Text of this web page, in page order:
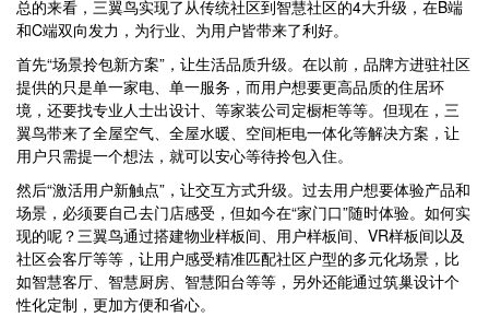
总的来看，三翼鸟实现了从传统社区到智慧社区的4大升级，在B端
和C端双向发力，为行业、为用户皆带来了利好。
首先“场景拎包新方案”，让生活品质升级。在以前，品牌方进驻社区
提供的只是单一家电、单一服务，而用户想要更高品质的住居环
境，还要找专业人士出设计、等家装公司定橱柜等等。但现在，三
翼鸟带来了全屋空气、全屋水暖、空间柜电一体化等解决方案，让
用户只需提一个想法，就可以安心等待拎包入住。
然后“激活用户新触点”，让交互方式升级。过去用户想要体验产品和
场景，必须要自己去门店感受，但如今在“家门口”随时体验。如何实
现的呢？三翼鸟通过搭建物业样板间、用户样板间、VR样板间以及
社区会客厅等等，让用户感受精准匹配社区户型的多元化场景，比
如智慧客厅、智慧厨房、智慧阳台等等，另外还能通过筑巢设计个
性化定制，更加方便和省心。